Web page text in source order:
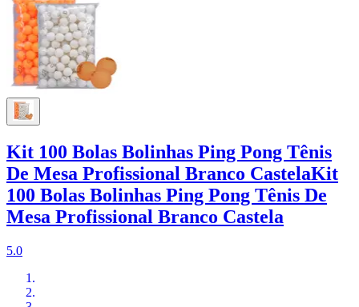
Kit 100 Bolas Bolinhas Ping Pong Tênis
De Mesa Profissional Branco CastelaKit
100 Bolas Bolinhas Ping Pong Tênis De
Mesa Profissional Branco Castela
5.0